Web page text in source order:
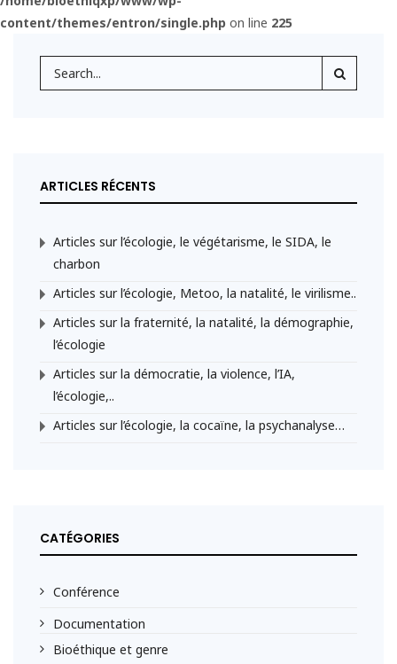
content/themes/entron/single.php on line 225
ARTICLES RÉCENTS
Articles sur l’écologie, le végétarisme, le SIDA, le
charbon
Articles sur l’écologie, Metoo, la natalité, le virilisme..
Articles sur la fraternité, la natalité, la démographie,
l’écologie
Articles sur la démocratie, la violence, l’IA,
l’écologie,..
Articles sur l’écologie, la cocaïne, la psychanalyse…
CATÉGORIES
Conférence
Documentation
Bioéthique et genre